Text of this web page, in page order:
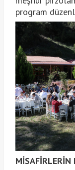
program
MİSAFİRLERİN